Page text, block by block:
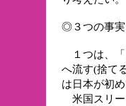
◎３つの事実
１つは、「
へ流す(捨て
は日本が初
米国スリー